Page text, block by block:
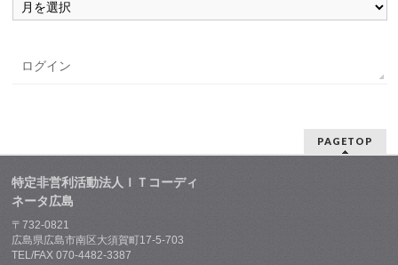
去
の
ログイン
PAGETOP
特定非営利活動法人ＩＴコーディ
ネータ広島
〒732-0821
広島県広島市南区大須賀町17-5-703
TEL/FAX 070-4482-3387